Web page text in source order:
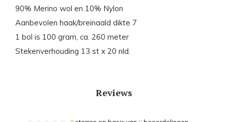
90% Merino wol en 10% Nylon
Aanbevolen haak/breinaald dikte 7
1 bol is 100 gram, ca. 260 meter
Stekenverhouding 13 st x 20 nld.
Reviews